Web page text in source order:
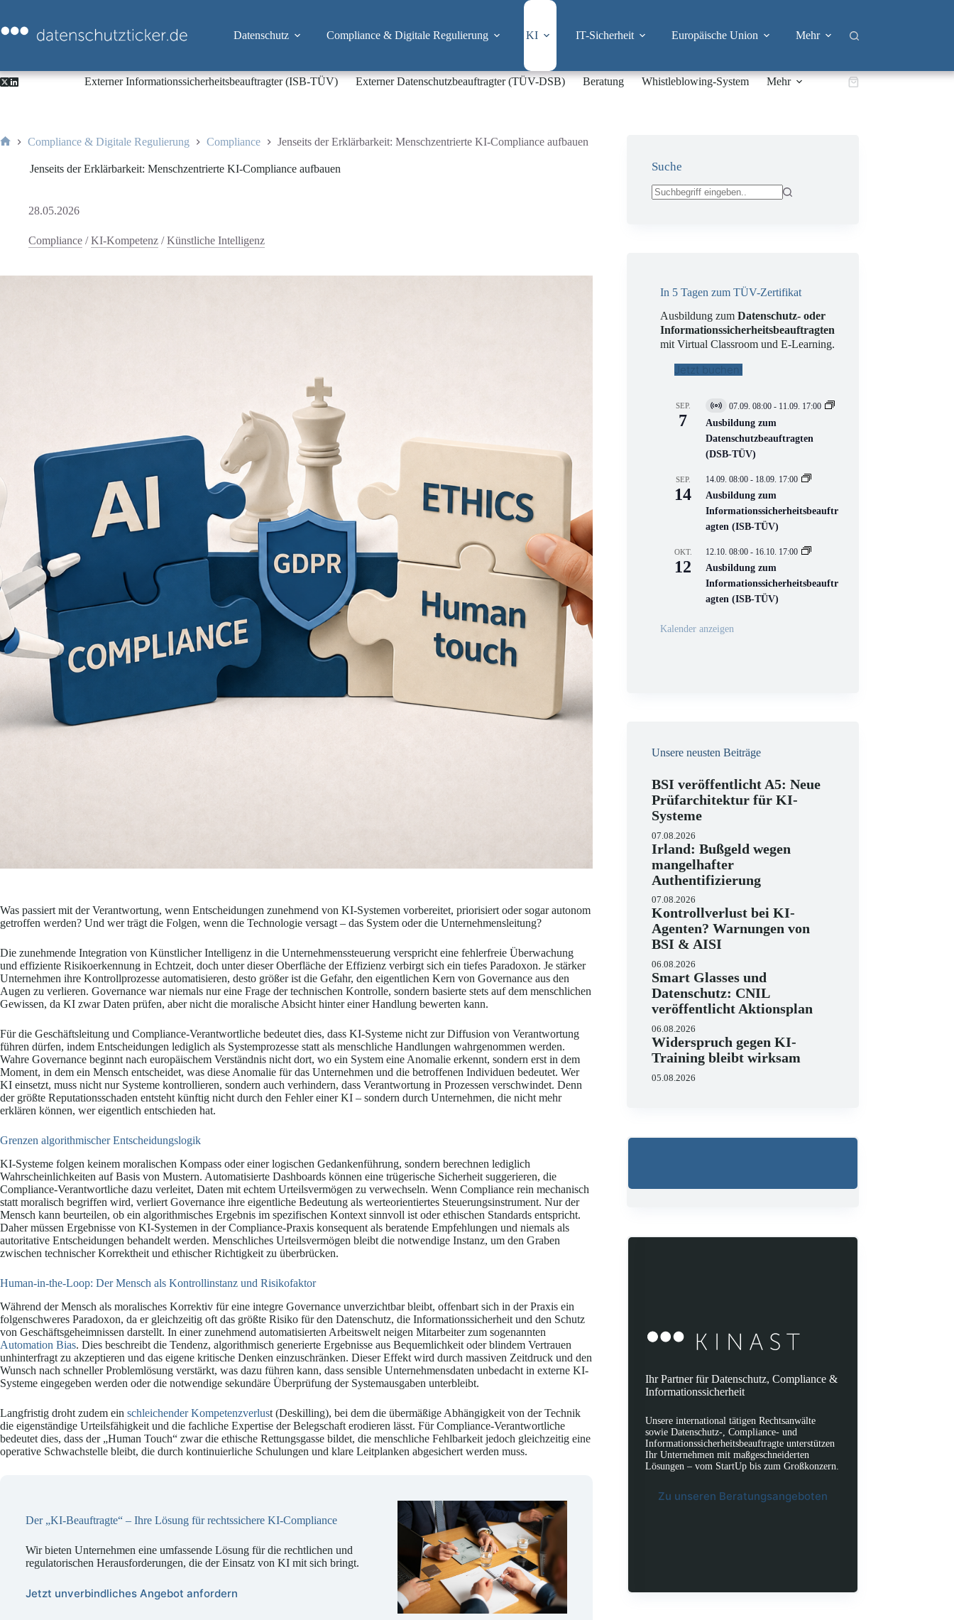
springen
Datenschutz Compliance & Digitale Regulierung KI IT-Sicherheit Europäische Union Mehr
Externer Informationssicherheitsbeauftragter (ISB-TÜV) Externer Datenschutzbeauftragter (TÜV-DSB) Beratung Whistleblowing-System Mehr Warenkorb
Compliance & Digitale Regulierung Compliance Jenseits der Erklärbarkeit: Menschzentrierte KI-Compliance aufbauen
Jenseits der Erklärbarkeit: Menschzentrierte KI-Compliance aufbauen
28.05.2026
Compliance /KI-Kompetenz /Künstliche Intelligenz
Was passiert mit der Verantwortung, wenn Entscheidungen zunehmend von KI-Systemen vorbereitet, priorisiert oder sogar autonom
getroffen werden? Und wer trägt die Folgen, wenn die Technologie versagt – das System oder die Unternehmensleitung?
Die zunehmende Integration von Künstlicher Intelligenz in die Unternehmenssteuerung verspricht eine fehlerfreie Überwachung
und effiziente Risikoerkennung in Echtzeit, doch unter dieser Oberfläche der Effizienz verbirgt sich ein tiefes Paradoxon. Je stärker
Unternehmen ihre Kontrollprozesse automatisieren, desto größer ist die Gefahr, den eigentlichen Kern von Governance aus den
Augen zu verlieren. Governance war niemals nur eine Frage der technischen Kontrolle, sondern basierte stets auf dem menschlichen
Gewissen, da KI zwar Daten prüfen, aber nicht die moralische Absicht hinter einer Handlung bewerten kann.
Für die Geschäftsleitung und Compliance-Verantwortliche bedeutet dies, dass KI-Systeme nicht zur Diffusion von Verantwortung
führen dürfen, indem Entscheidungen lediglich als Systemprozesse statt als menschliche Handlungen wahrgenommen werden.
Wahre Governance beginnt nach europäischem Verständnis nicht dort, wo ein System eine Anomalie erkennt, sondern erst in dem
Moment, in dem ein Mensch entscheidet, was diese Anomalie für das Unternehmen und die betroffenen Individuen bedeutet. Wer
KI einsetzt, muss nicht nur Systeme kontrollieren, sondern auch verhindern, dass Verantwortung in Prozessen verschwindet. Denn
der größte Reputationsschaden entsteht künftig nicht durch den Fehler einer KI – sondern durch Unternehmen, die nicht mehr
erklären können, wer eigentlich entschieden hat.
Grenzen algorithmischer Entscheidungslogik
KI-Systeme folgen keinem moralischen Kompass oder einer logischen Gedankenführung, sondern berechnen lediglich
Wahrscheinlichkeiten auf Basis von Mustern. Automatisierte Dashboards können eine trügerische Sicherheit suggerieren, die
Compliance-Verantwortliche dazu verleitet, Daten mit echtem Urteilsvermögen zu verwechseln. Wenn Compliance rein mechanisch
statt moralisch begriffen wird, verliert Governance ihre eigentliche Bedeutung als werteorientiertes Steuerungsinstrument. Nur der
Mensch kann beurteilen, ob ein algorithmisches Ergebnis im spezifischen Kontext sinnvoll ist oder ethischen Standards entspricht.
Daher müssen Ergebnisse von KI-Systemen in der Compliance-Praxis konsequent als beratende Empfehlungen und niemals als
autoritative Entscheidungen behandelt werden. Menschliches Urteilsvermögen bleibt die notwendige Instanz, um den Graben
zwischen technischer Korrektheit und ethischer Richtigkeit zu überbrücken.
Human-in-the-Loop: Der Mensch als Kontrollinstanz und Risikofaktor
Während der Mensch als moralisches Korrektiv für eine integre Governance unverzichtbar bleibt, offenbart sich in der Praxis ein
folgenschweres Paradoxon, da er gleichzeitig oft das größte Risiko für den Datenschutz, die Informationssicherheit und den Schutz
von Geschäftsgeheimnissen darstellt. In einer zunehmend automatisierten Arbeitswelt neigen Mitarbeiter zum sogenannten
Automation Bias. Dies beschreibt die Tendenz, algorithmisch generierte Ergebnisse aus Bequemlichkeit oder blindem Vertrauen
unhinterfragt zu akzeptieren und das eigene kritische Denken einzuschränken. Dieser Effekt wird durch massiven Zeitdruck und den
Wunsch nach schneller Problemlösung verstärkt, was dazu führen kann, dass sensible Unternehmensdaten unbedacht in externe KI-
Systeme eingegeben werden oder die notwendige sekundäre Überprüfung der Systemausgaben unterbleibt.
Langfristig droht zudem ein schleichender Kompetenzverlust (Deskilling), bei dem die übermäßige Abhängigkeit von der Technik
die eigenständige Urteilsfähigkeit und die fachliche Expertise der Belegschaft erodieren lässt. Für Compliance-Verantwortliche
bedeutet dies, dass der „Human Touch“ zwar die ethische Rettungsgasse bildet, die menschliche Fehlbarkeit jedoch gleichzeitig eine
operative Schwachstelle bleibt, die durch kontinuierliche Schulungen und klare Leitplanken abgesichert werden muss.
Der „KI-Beauftragte“ – Ihre Lösung für rechtssichere KI-Compliance
Wir bieten Unternehmen eine umfassende Lösung für die rechtlichen und
regulatorischen Herausforderungen, die der Einsatz von KI mit sich bringt.
Jetzt unverbindliches Angebot anfordern
Suche
In 5 Tagen zum TÜV-Zertifikat
Ausbildung zumDatenschutz- oder
Informationssicherheitsbeauftragten
mit Virtual Classroom und E-Learning.
Jetzt buchen!
SEP.
7
V
i
t
u
l
V
e
r
n
s
t
a
t
n
07.09. 08:00 - 11.09. 17:00
Ausbildung zum
Datenschutzbeauftragten
(DSB-TÜV)
SEP.
14
14.09. 08:00 - 18.09. 17:00
Ausbildung zum
Informationssicherheitsbeauftr
agten (ISB-TÜV)
OKT.
12
12.10. 08:00 - 16.10. 17:00
Ausbildung zum
Informationssicherheitsbeauftr
agten (ISB-TÜV)
Kalender anzeigen
Unsere neusten Beiträge
BSI veröffentlicht A5: Neue
Prüfarchitektur für KI-
Systeme
07.08.2026
Irland: Bußgeld wegen
mangelhafter
Authentifizierung
07.08.2026
Kontrollverlust bei KI-
Agenten? Warnungen von
BSI & AISI
06.08.2026
Smart Glasses und
Datenschutz: CNIL
veröffentlicht Aktionsplan
06.08.2026
Widerspruch gegen KI-
Training bleibt wirksam
05.08.2026
Ihr Partner für Datenschutz, Compliance &
Informationssicherheit
Unsere international tätigen Rechtsanwälte
sowie Datenschutz-, Compliance- und
Informationssicherheitsbeauftragte unterstützen
Ihr Unternehmen mit maßgeschneiderten
Lösungen – vom StartUp bis zum Großkonzern.
Zu unseren Beratungsangeboten